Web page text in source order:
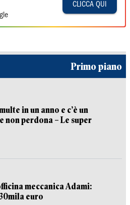
CLICCA QUI
Primo piano
in un anno e c’è un
non perdona – Le super
meccanica Adami:
euro